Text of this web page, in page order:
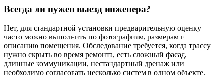
Всегда ли нужен выезд инженера?
Нет, для стандартной установки предварительную оценку
часто можно выполнить по фотографиям, размерам и
описанию помещения. Обследование требуется, когда трассу
нужно скрыть во время ремонта, есть сложный фасад,
длинные коммуникации, нестандартный дренаж или
необходимо согласовать несколько систем в одном объекте.